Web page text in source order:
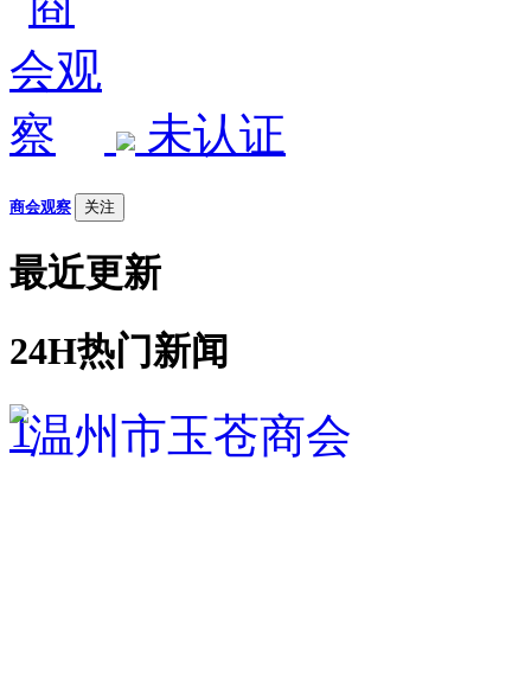
未认证
商会观察 关注
最近更新
24H热门新闻
1